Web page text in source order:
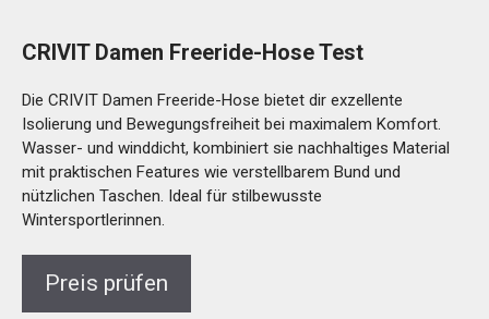
CRIVIT Damen Freeride-Hose Test
Die CRIVIT Damen Freeride-Hose bietet dir exzellente
Isolierung und Bewegungsfreiheit bei maximalem Komfort.
Wasser- und winddicht, kombiniert sie nachhaltiges Material
mit praktischen Features wie verstellbarem Bund und
nützlichen Taschen. Ideal für stilbewusste
Wintersportlerinnen.
Preis prüfen